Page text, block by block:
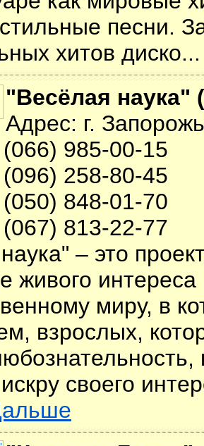
песни.
хитов
"Весёлая наука"
Адрес: г.
985-00-15
258-80-45
848-01-70
813-22-77
– это
живого
миру, в
взрослых,
своего